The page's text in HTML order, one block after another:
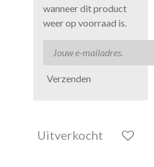
wanneer dit product
weer op voorraad is.
Verzenden
Uitverkocht